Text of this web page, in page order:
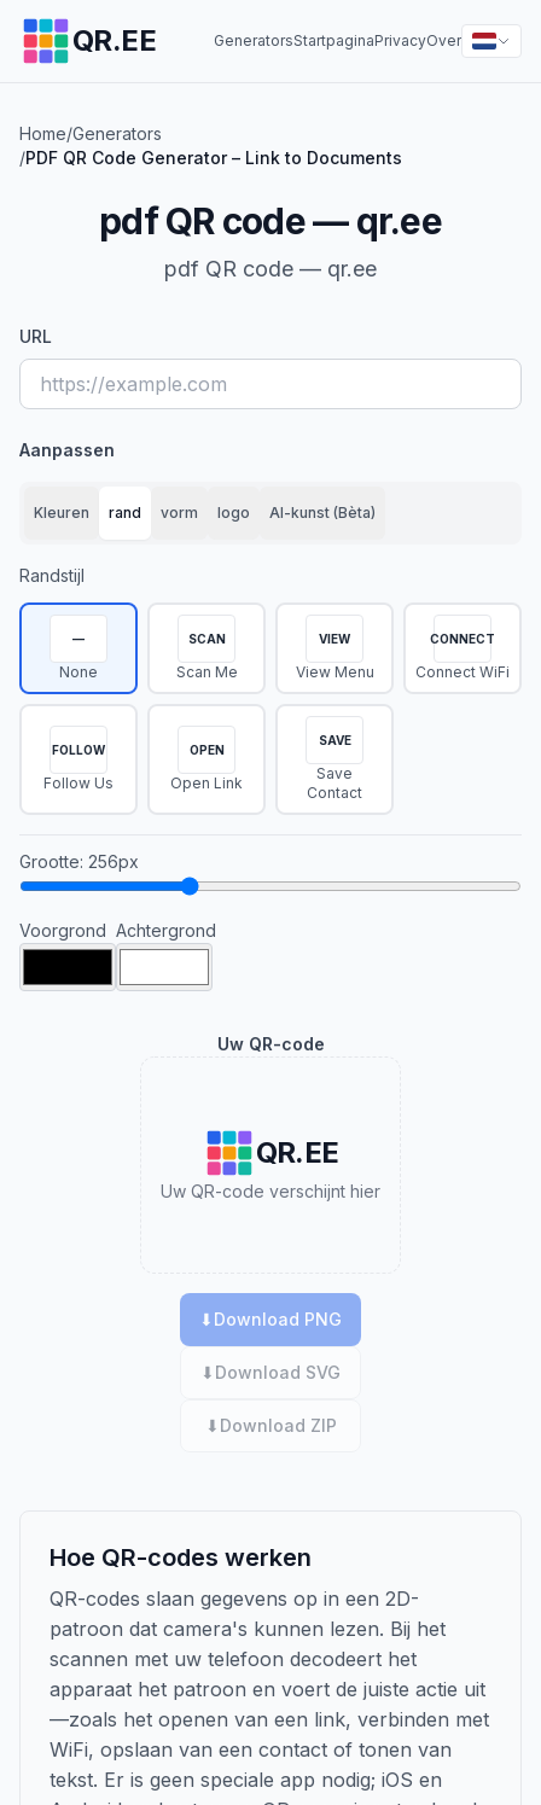
QR.EE GeneratorsStartpaginaPrivacyOver
Home/Generators
/PDF QR Code Generator – Link to Documents
pdf QR code — qr.ee
pdf QR code — qr.ee
URL
Aanpassen
Kleuren rand vorm logo AI-kunst (Bèta)
Randstijl
—
None
SCAN
Scan Me
VIEW
View Menu
CONNECT
Connect WiFi
FOLLOW
Follow Us
OPEN
Open Link
SAVE
Save
Contact
Grootte: 256px
Voorgrond Achtergrond
Uw QR-code
QR.EE
Uw QR-code verschijnt hier
⬇ Download PNG
⬇ Download SVG
⬇ Download ZIP
Hoe QR-codes werken
QR-codes slaan gegevens op in een 2D-
patroon dat camera's kunnen lezen. Bij het
scannen met uw telefoon decodeert het
apparaat het patroon en voert de juiste actie uit
—zoals het openen van een link, verbinden met
WiFi, opslaan van een contact of tonen van
tekst. Er is geen speciale app nodig; iOS en